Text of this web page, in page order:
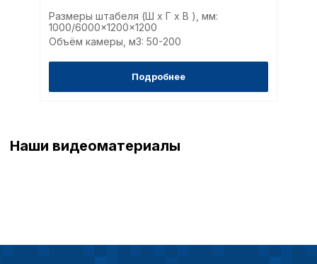
Размеры штабеля (Ш x Г x В ), мм:
1000/6000x1200x1200
Объём камеры, м3: 50-200
Подробнее
Наши видеоматериалы